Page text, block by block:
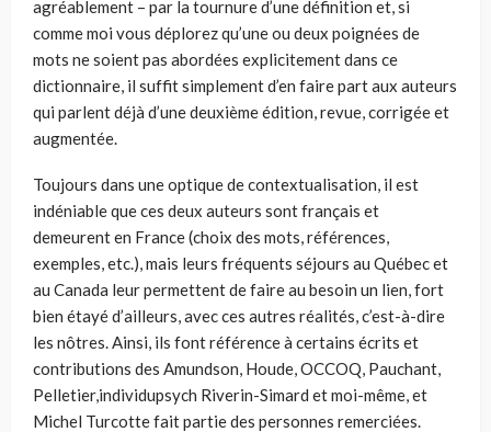
agréablement – par la tournure d’une définition et, si
comme moi vous déplorez qu’une ou deux poignées de
mots ne soient pas abordées explicitement dans ce
dictionnaire, il suffit simplement d’en faire part aux auteurs
qui parlent déjà d’une deuxième édition, revue, corrigée et
augmentée.
Toujours dans une optique de contextualisation, il est
indéniable que ces deux auteurs sont français et
demeurent en France (choix des mots, références,
exemples, etc.), mais leurs fréquents séjours au Québec et
au Canada leur permettent de faire au besoin un lien, fort
bien étayé d’ailleurs, avec ces autres réalités, c’est-à-dire
les nôtres. Ainsi, ils font référence à certains écrits et
contributions des Amundson, Houde, OCCOQ, Pauchant,
Pelletier,individupsych Riverin-Simard et moi-même, et
Michel Turcotte fait partie des personnes remerciées.